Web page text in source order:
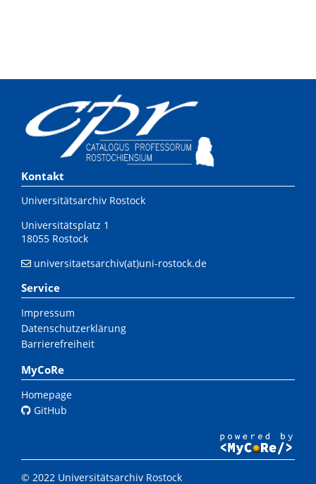
Kontakt
Universitätsarchiv Rostock
Universitätsplatz 1
18055 Rostock
universitaetsarchiv(at)uni-rostock.de
Service
Impressum
Datenschutzerklärung
Barrierefreiheit
MyCoRe
Homepage
GitHub
© 2022 Universitätsarchiv Rostock